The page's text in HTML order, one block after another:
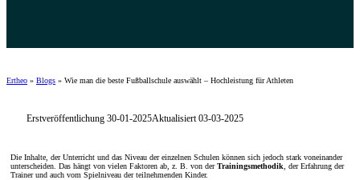
Ertheo » Blogs » Wie man die beste Fußballschule auswählt – Hochleistung für Athleten
Erstveröffentlichung 30-01-2025Aktualisiert 03-03-2025
Die Inhalte, der Unterricht und das Niveau der einzelnen Schulen können sich jedoch stark voneinander
unterscheiden. Das hängt von vielen Faktoren ab, z. B. von derTrainingsmethodik , der Erfahrung der
Trainer und auch vom Spielniveau der teilnehmenden Kinder.